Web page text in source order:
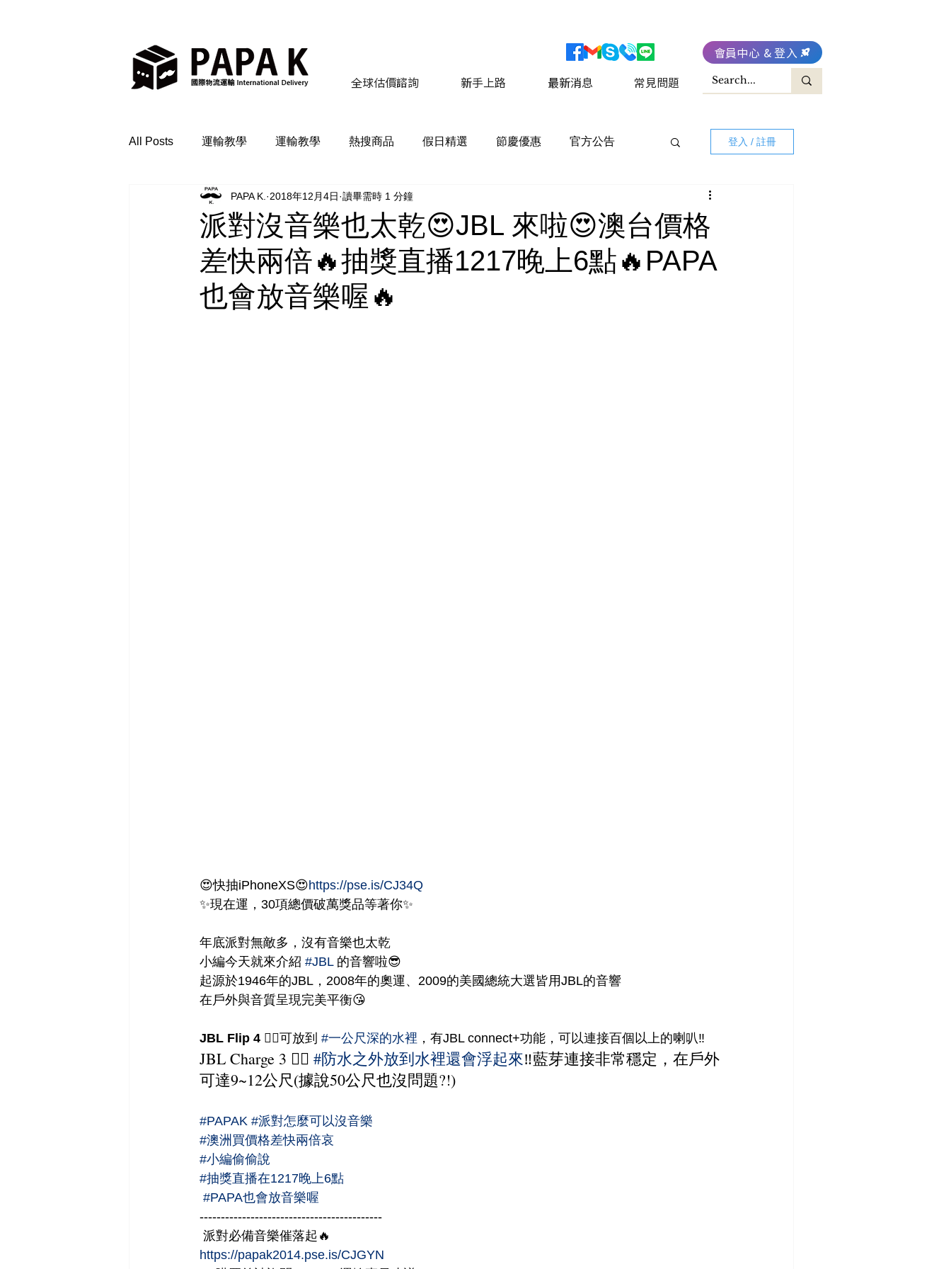
全球估價諮詢 新手上路 最新消息 常見問題
會員中心 & 登入
All Posts 運輸教學 運輸教學 熱搜商品 假日精選 節慶優惠 官方公告 登入 / 註冊
派對沒音樂也太乾😍JBL 來啦😍澳台價格
差快兩倍🔥抽獎直播1217晚上6點🔥PAPA
也會放音樂喔🔥
PAPA K. 2018年12月4日 讀畢需時 1 分鐘
😍快抽iPhoneXS😍https://pse.is/CJ34Q
✨現在運，30項總價破萬獎品等著你✨
年底派對無敵多，沒有音樂也太乾
小編今天就來介紹 #JBL 的音響啦😎
起源於1946年的JBL，2008年的奧運、2009的美國總統大選皆用JBL的音響
在戶外與音質呈現完美平衡😘
JBL Flip 4 👉🏻可放到 #一公尺深的水裡 ，有JBL connect+功能，可以連接百個以上的喇叭‼
JBL Charge 3 👉🏻 #防水之外放到水裡還會浮起來‼藍芽連接非常穩定，在戶外
可達9~12公尺(據說50公尺也沒問題?!)
#PAPAK #派對怎麼可以沒音樂
#澳洲買價格差快兩倍哀
#小編偷偷說
#抽獎直播在1217晚上6點
#PAPA也會放音樂喔
-------------------------------------------
派對必備音樂催落起🔥
https://papak2014.pse.is/CJGYN